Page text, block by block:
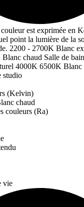
est exprimée en
point la lumière de la
2200 - 2700K Blanc
chaud Salle de
4000K 6500K
studio
(Kelvin)
chaud
couleurs (Ra)
vie